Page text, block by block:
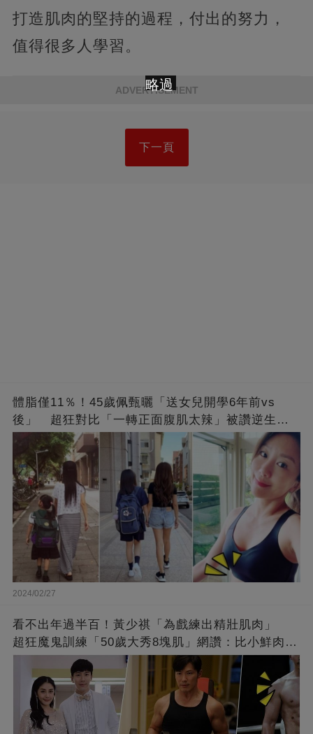
打造肌肉的堅持的過程，付出的努力，
值得很多人學習。
ADVERTISEMENT
下一頁
體脂僅11％！45歲佩甄曬「送女兒開學6年前vs
後」 超狂對比「一轉正面腹肌太辣」被讚逆生
長：媽媽變姊姊❤
2024/02/27
看不出年過半百！黃少祺「為戲練出精壯肌肉」
超狂魔鬼訓練「50歲大秀8塊肌」網讚：比小鮮肉猛
❤
略過